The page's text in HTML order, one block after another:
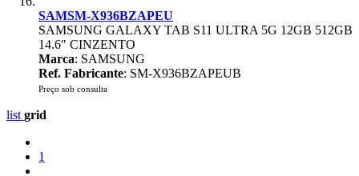
SAMSM-X936BZAPEU
SAMSUNG GALAXY TAB S11 ULTRA 5G 12GB 512GB
14.6" CINZENTO
Marca: SAMSUNG
Ref. Fabricante: SM-X936BZAPEUB
Preço sob consulta
list grid
1